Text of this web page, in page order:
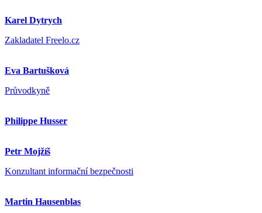
Karel Dytrych
Zakladatel Freelo.cz
Eva Bartušková
Průvodkyně
Philippe Husser
Petr Mojžíš
Konzultant informační bezpečnosti
Martin Hausenblas